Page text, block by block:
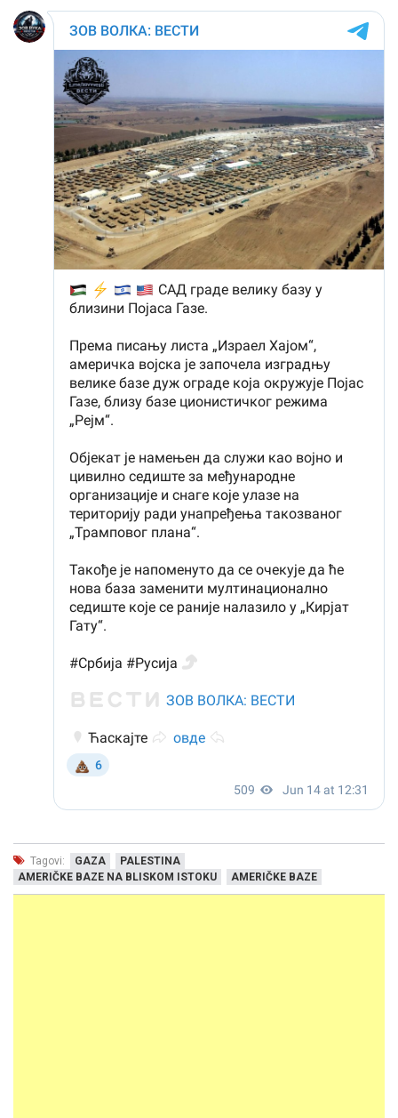
Tagovi: GAZA
PALESTINA
AMERIČKE BAZE NA BLISKOM ISTOKU
AMERIČKE BAZE